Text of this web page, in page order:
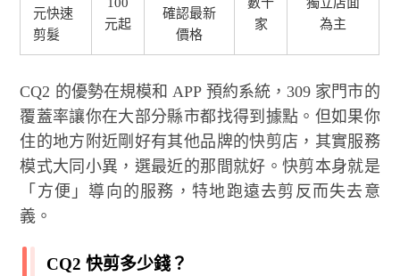
元快速
剪髮
元起
確認最新
價格
家
為主
CQ2 的優勢在規模和 APP 預約系統，309 家門市的
覆蓋率讓你在大部分縣市都找得到據點。但如果你
住的地方附近剛好有其他品牌的快剪店，其實服務
模式大同小異，選最近的那間就好。快剪本身就是
「方便」導向的服務，特地跑遠去剪反而失去意
義。
CQ2 快剪多少錢？